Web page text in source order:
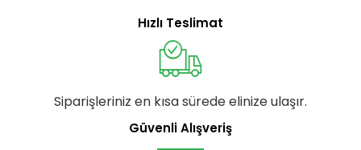
Hızlı Teslimat
Siparişleriniz en kısa sürede elinize ulaşır.
Güvenli Alışveriş